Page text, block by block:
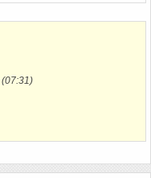
(07:31)